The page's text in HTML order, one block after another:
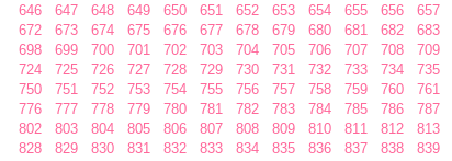
646
647 648 649 650 651 652 653 654 655 656 657
672
673 674 675 676 677 678 679 680 681 682 683
698
699 700 701 702 703 704 705 706 707 708 709
724
725 726 727 728 729 730 731 732 733 734 735
750
751 752 753 754 755 756 757 758 759 760 761
776
777 778 779 780 781 782 783 784 785 786 787
802
803 804 805 806 807 808 809 810 811 812 813
828
829 830 831 832 833 834 835 836 837 838 839